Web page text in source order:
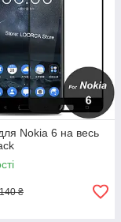
Nokia 6 на весь
140 ₴